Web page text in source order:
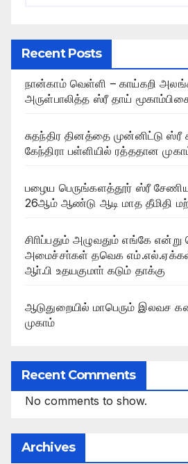
Recent Posts
நான்காம் வெள்ளி – காய்கறி
அருள்பாலித்த ஸ்ரீ தாய்
சுதந்திர தினத்தை முன்னிட்டு ஸ்ரீ
கேந்திரா பள்ளியில் ரத்ததான
பழைய பெருங்களத்தூர் ஸ்ரீ
26ஆம் ஆண்டு ஆடி மாத தீமிதி
சிாிப்பதும் அழுவதும் எங்கே
அமைச்சா்கள் தவெக
ஆா்.பி உதயகுமாா் கடும் தாக்கு
ஆடுதுறையில் மாபெரும் இலவச
முகாம்
Recent Comments
No comments to show.
Archives